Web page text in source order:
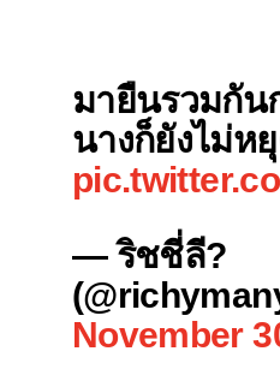
มายืนรวมกัน
นางก็ยังไม่ห
— ริชชี่ลี?
November